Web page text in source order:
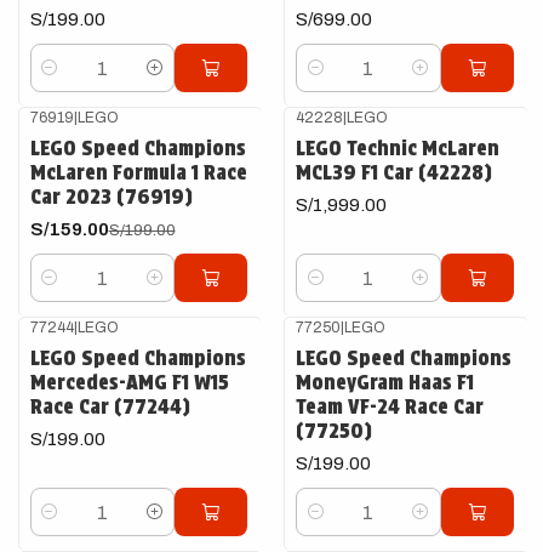
S/199.00
Cantidad
S/699.00
Cantidad
76919|LEGO
LEGO Speed Champions
McLaren Formula 1 Race
Car 2023 (76919)
S/159.00S/199.00
Cantidad
42228|LEGO
LEGO Technic McLaren
MCL39 F1 Car (42228)
S/1,999.00
Cantidad
77244|LEGO
LEGO Speed Champions
Mercedes-AMG F1 W15
Race Car (77244)
S/199.00
Cantidad
77250|LEGO
LEGO Speed Champions
MoneyGram Haas F1
Team VF-24 Race Car
(77250)
S/199.00
Cantidad